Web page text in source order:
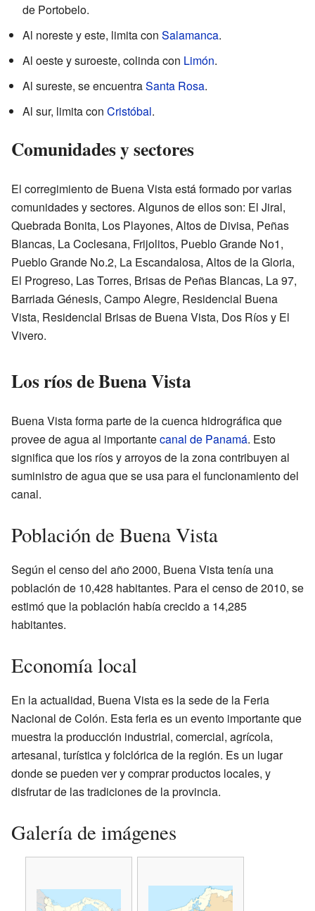
de Portobelo.
Al noreste y este, limita con Salamanca.
Al oeste y suroeste, colinda con Limón.
Al sureste, se encuentraSanta Rosa.
Al sur, limita con Cristóbal.
Comunidades y sectores
El corregimiento de Buena Vista está formado por varias
comunidades y sectores. Algunos de ellos son: El Jiral,
Quebrada Bonita, Los Playones, Altos de Divisa, Peñas
Blancas, La Coclesana, Frijolitos, Pueblo Grande No1,
Pueblo Grande No.2, La Escandalosa, Altos de la Gloria,
El Progreso, Las Torres, Brisas de Peñas Blancas, La 97,
Barriada Génesis, Campo Alegre, Residencial Buena
Vista, Residencial Brisas de Buena Vista, Dos Ríos y El
Vivero.
Los ríos de Buena Vista
Buena Vista forma parte de la cuenca hidrográfica que
provee de agua al importantecanal de Panamá. Esto
significa que los ríos y arroyos de la zona contribuyen al
suministro de agua que se usa para el funcionamiento del
canal.
Población de Buena Vista
Según el censo del año 2000, Buena Vista tenía una
población de 10,428 habitantes. Para el censo de 2010, se
estimó que la población había crecido a 14,285
habitantes.
Economía local
En la actualidad, Buena Vista es la sede de la Feria
Nacional de Colón. Esta feria es un evento importante que
muestra la producción industrial, comercial, agrícola,
artesanal, turística y folclórica de la región. Es un lugar
donde se pueden ver y comprar productos locales, y
disfrutar de las tradiciones de la provincia.
Galería de imágenes